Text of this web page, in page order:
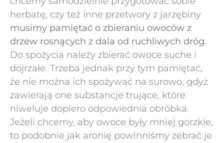
herbatę, czy też inne przetwory z jarzębiny
musimy pamiętać o zbieraniu owoców z
drzew rosnących z dala od ruchliwych dróg.
Do spożycia należy zbierać owoce suche i
dojrzałe. Trzeba jednak przy tym pamiętać,
że nie można ich spożywać na surowo, gdyż
zawierają one substancje trujące, które
niweluje dopiero odpowiednia obróbka.
Jeżeli chcemy, aby owoce były mniej gorzkie,
to podobnie jak aronię powinniśmy zebrać je